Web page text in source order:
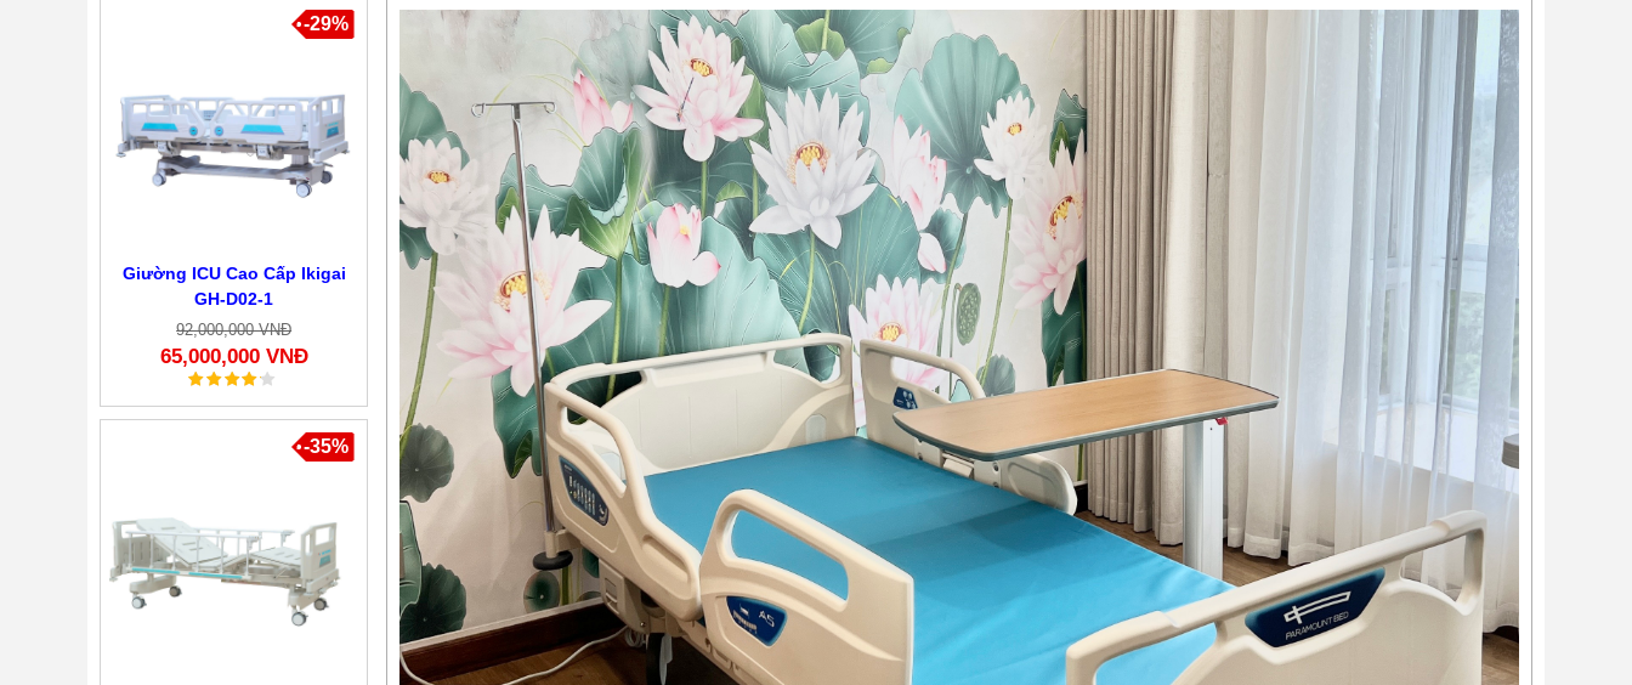
Giường ICU Cao Cấp Ikigai
GH-D02-1
92,000,000 VNĐ
65,000,000 VNĐ
-29%
-35%